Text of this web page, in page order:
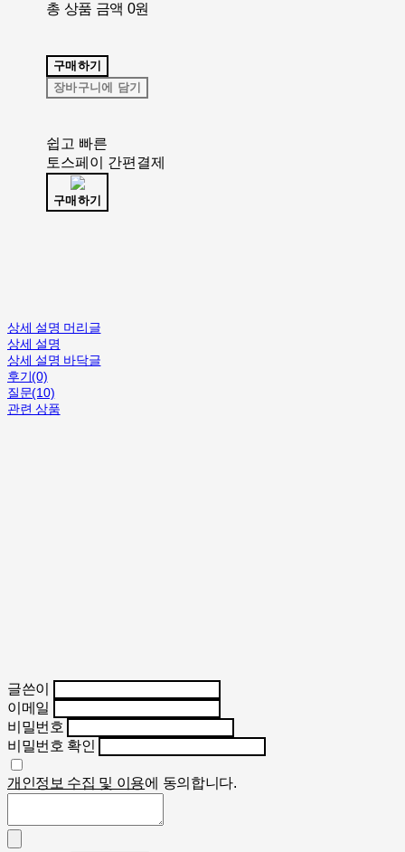
총 상품 금액 0원
구매하기
장바구니에 담기
쉽고 빠른
토스페이 간편결제
구매하기
상세 설명 머리글
상세 설명
상세 설명 바닥글
후기(0)
질문(10)
관련 상품
글쓴이
이메일
비밀번호
비밀번호 확인
개인정보 수집 및 이용에 동의합니다.